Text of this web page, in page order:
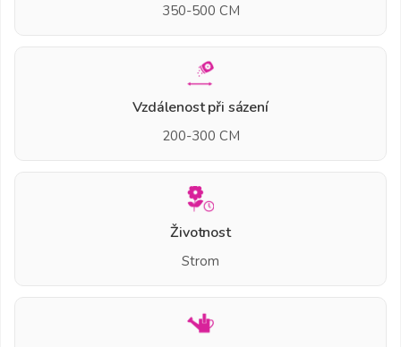
350-500 CM
Vzdálenost při sázení
200-300 CM
Životnost
Strom